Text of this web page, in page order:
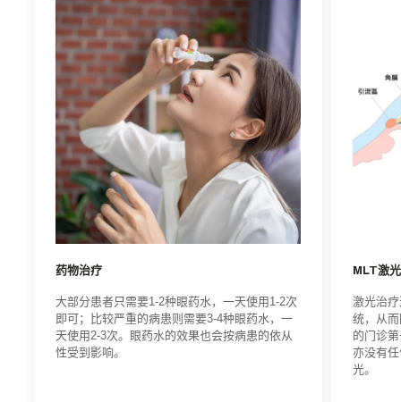
药物治疗
大部分患者只需要1-2种眼药水，一天使用1-2次
即可；比较严重的病患则需要3-4种眼药水，一
天使用2-3次。眼药水的效果也会按病患的依从
性受到影响。
MLT激
激光治
统，从
的门诊
亦没有
光。